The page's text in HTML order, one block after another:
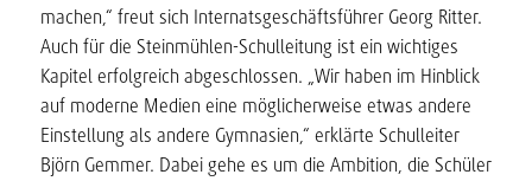
machen,“ freut sich Internatsgeschäftsführer Georg Ritter.
Auch für die Steinmühlen-Schulleitung ist ein wichtiges
Kapitel erfolgreich abgeschlossen. „Wir haben im Hinblick
auf moderne Medien eine möglicherweise etwas andere
Einstellung als andere Gymnasien,“ erklärte Schulleiter
Björn Gemmer. Dabei gehe es um die Ambition, die Schüler